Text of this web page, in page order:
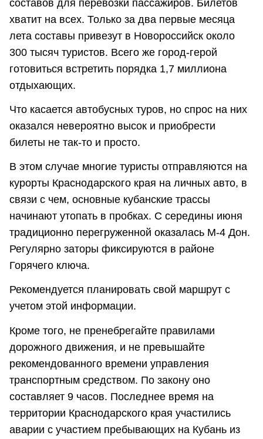
составов для перевозки пассажиров. Билетов
хватит на всех. Только за два первые месяца
лета составы привезут в Новороссийск около
300 тысяч туристов. Всего же город-герой
готовиться встретить порядка 1,7 миллиона
отдыхающих.
Что касается автобусных туров, но спрос на них
оказался невероятно высок и приобрести
билеты не так-то и просто.
В этом случае многие туристы отправляются на
курорты Краснодарского края на личных авто, в
связи с чем, основные кубанские трассы
начинают утопать в пробках. С середины июня
традиционно перегруженной оказалась М-4 Дон.
Регулярно заторы фиксируются в районе
Горячего ключа.
Рекомендуется планировать свой маршрут с
учетом этой информации.
Кроме того, не пренебрегайте правилами
дорожного движения, и не превышайте
рекомендованного времени управления
транспортным средством. По закону оно
составляет 9 часов. Последнее время на
территории Краснодарского края участились
аварии с участием пребывающих на Кубань из